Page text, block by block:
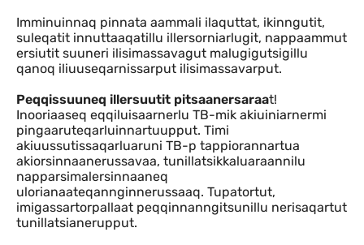
Imminuinnaq pinnata aammali ilaquttat, ikinngutit,
suleqatit innuttaaqatillu illersorniarlugit, nappaammut
ersiutit suuneri ilisimassavagut malugigutsigillu
qanoq iliuuseqarnissarput ilisimassavarput.
Peqqissuuneq illersuutit pitsaanersaraat!
Inooriaaseq eqqiluisaarnerlu TB-mik akiuiniarnermi
pingaaruteqarluinnartuupput. Timi
akiuussutissaqarluaruni TB-p tappiorannartua
akiorsinnaanerussavaa, tunillatsikkaluaraannilu
napparsimalersinnaaneq
ulorianaateqannginnerussaaq. Tupatortut,
imigassartorpallaat peqqinnanngitsunillu nerisaqartut
tunillatsianerupput.